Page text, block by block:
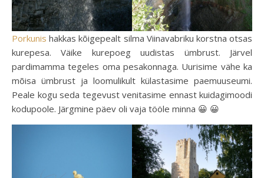
Porkunis hakkas kõigepealt silma Viinavabriku korstna otsas
kurepesa. Väike kurepoeg uudistas ümbrust. Järvel
pardimamma tegeles oma pesakonnaga. Uurisime vähe ka
mõisa ümbrust ja loomulikult külastasime paemuuseumi.
Peale kogu seda tegevust venitasime ennast kuidagimoodi
kodupoole. Järgmine päev oli vaja tööle minna 😀 😀